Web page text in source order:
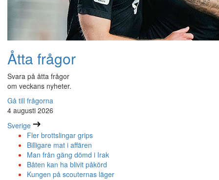
Åtta frågor
Svara på åtta frågor
om veckans nyheter.
Gå till frågorna
4 augusti 2026
Sverige
Fler brottslingar grips
Billigare mat i affären
Man från gäng dömd i Irak
Båten kan ha blivit påkörd
Kungen på scouternas läger